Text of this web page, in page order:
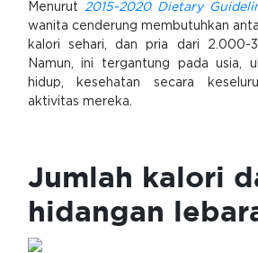
Menurut 2015-2020 Dietary
wanita cenderung membutuhkan
kalori sehari, dan pria dari 2.000-
Namun, ini tergantung pada usia,
hidup, kesehatan secara
aktivitas mereka.
Jumlah kalori
hidangan